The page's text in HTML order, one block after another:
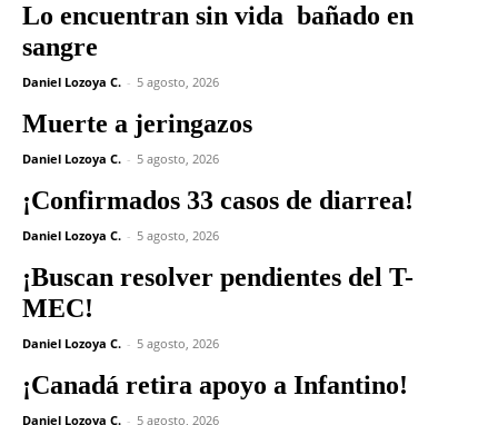
Lo encuentran sin vida bañado en
sangre
Daniel Lozoya C. - 5 agosto, 2026
Muerte a jeringazos
Daniel Lozoya C. - 5 agosto, 2026
¡Confirmados 33 casos de diarrea!
Daniel Lozoya C. - 5 agosto, 2026
¡Buscan resolver pendientes del T-
MEC!
Daniel Lozoya C. - 5 agosto, 2026
¡Canadá retira apoyo a Infantino!
Daniel Lozoya C. - 5 agosto, 2026